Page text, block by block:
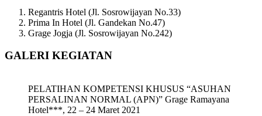
Regantris Hotel (Jl. Sosrowijayan No.33)
Prima In Hotel (Jl. Gandekan No.47)
Grage Jogja (Jl. Sosrowijayan No.242)
GALERI KEGIATAN
PELATIHAN KOMPETENSI KHUSUS “ASUHAN
PERSALINAN NORMAL (APN)” Grage Ramayana
Hotel***, 22 – 24 Maret 2021